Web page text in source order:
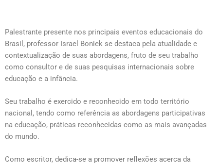
Palestrante presente nos principais eventos educacionais do
Brasil, professor Israel Boniek se destaca pela atualidade e
contextualização de suas abordagens, fruto de seu trabalho
como consultor e de suas pesquisas internacionais sobre
educação e a infância.
Seu trabalho é exercido e reconhecido em todo território
nacional, tendo como referência as abordagens participativas
na educação, práticas reconhecidas como as mais avançadas
do mundo.
Como escritor, dedica-se a promover reflexões acerca da